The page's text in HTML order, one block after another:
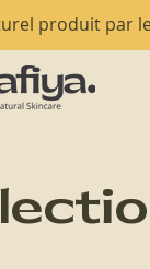
produit par